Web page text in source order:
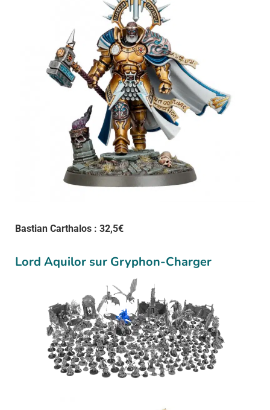
Bastian Carthalos : 32,5€
Lord Aquilor sur Gryphon-Charger